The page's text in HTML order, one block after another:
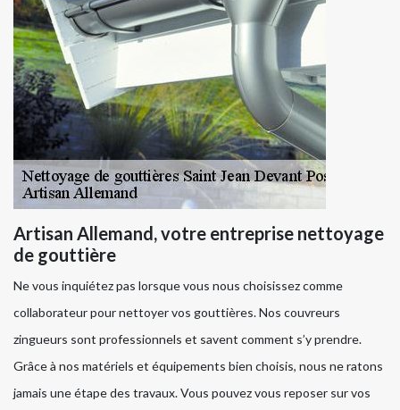
Artisan Allemand, votre entreprise nettoyage
de gouttière
Ne vous inquiétez pas lorsque vous nous choisissez comme
collaborateur pour nettoyer vos gouttières. Nos couvreurs
zingueurs sont professionnels et savent comment s’y prendre.
Grâce à nos matériels et équipements bien choisis, nous ne ratons
jamais une étape des travaux. Vous pouvez vous reposer sur vos